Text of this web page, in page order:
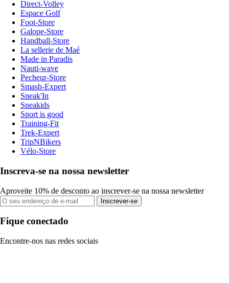
Direct-Volley
Espace Golf
Foot-Store
Galope-Store
Handball-Store
La sellerie de Maé
Made in Paradis
Nauti-wave
Pecheur-Store
Smash-Expert
Sneak'In
Sneakids
Sport is good
Training-Fit
Trek-Expert
TripNBikers
Vélo-Store
Inscreva-se na nossa newsletter
Aproveite 10% de desconto ao inscrever-se na nossa newsletter
Inscrever-se
Fique conectado
Encontre-nos nas redes sociais